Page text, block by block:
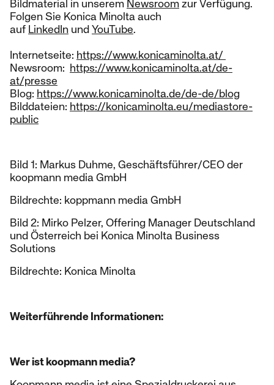
Bildmaterial in unserem Newsroomzur Verfügung.
Folgen Sie Konica Minolta auch
auf LinkedIn undYouTube.
Internetseite: https://www.konicaminolta.at/
Newsroom: https://www.konicaminolta.at/de-
at/presse
Blog: https://www.konicaminolta.de/de-de/blog
Bilddateien: https://konicaminolta.eu/mediastore-
public
Bild 1: Markus Duhme, Geschäftsführer/CEO der
koopmann media GmbH
Bildrechte: koppmann media GmbH
Bild 2: Mirko Pelzer, Offering Manager Deutschland
und Österreich bei Konica Minolta Business
Solutions
Bildrechte: Konica Minolta
Weiterführende Informationen:
Wer ist koopmann media?